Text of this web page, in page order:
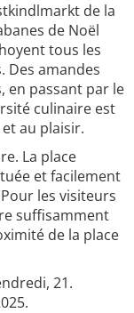
de la
de Noël
tous les
Des amandes
en passant par le
culinaire est
au plaisir.
La place
et facilement
les visiteurs
suffisamment
de la place
21.